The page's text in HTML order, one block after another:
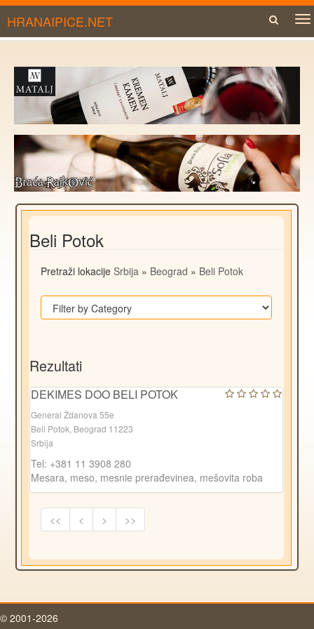
HRANAIPICE.NET
Beli Potok
Pretraži lokacije Srbija » Beograd » Beli Potok
Rezultati
DEKIMES DOO BELI POTOK
General Ždanova 55e
Beli Potok, Beograd 11223
Srbija
Tel: +381 11 3908 280
Mesara, meso, mesnie prerađevinea, mešovita roba
<< < > >>
© 2001-2026